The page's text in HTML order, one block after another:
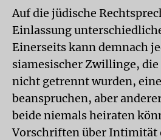
Auf die jüdische
Einlassung
Einerseits kann demnach
siamesischer Zwillinge, die
nicht getrennt wurden,
beanspruchen, aber
beide niemals heiraten
Vorschriften über Intimität